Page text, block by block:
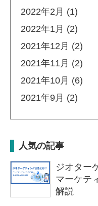
2022年2月 (1)
2022年1月 (2)
2021年12月 (2)
2021年11月 (2)
2021年10月 (6)
2021年9月 (2)
人気の記事
ジオター
マーケテ
解説